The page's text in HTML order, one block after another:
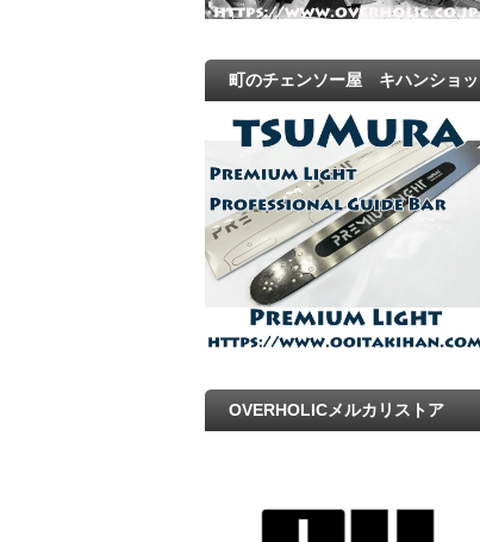
町のチェンソー屋 キハンショッ
プ
OVERHOLICメルカリストア